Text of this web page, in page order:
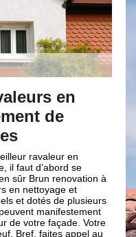
en
de
ravaleur en
il faut d’abord se
sûr Brun renovation à
en nettoyage et
et dotés de plusieurs
manifestement
de votre façade. Votre
Bref, faites appel au
des